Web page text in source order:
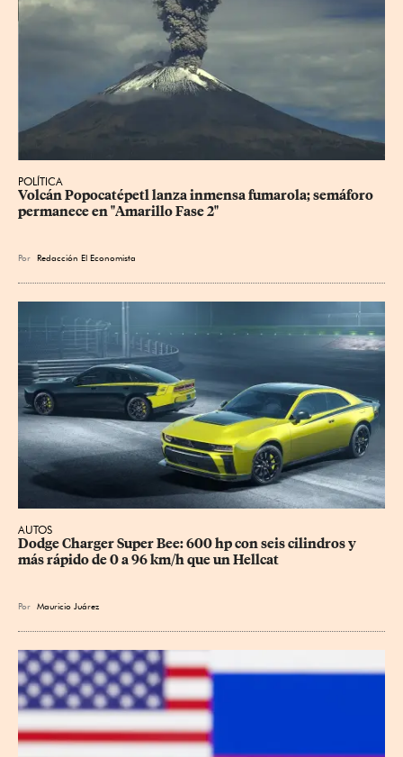
POLÍTICA
Volcán Popocatépetl lanza inmensa fumarola; semáforo
permanece en "Amarillo Fase 2"
Por Redacción El Economista
AUTOS
Dodge Charger Super Bee: 600 hp con seis cilindros y
más rápido de 0 a 96 km/h que un Hellcat
Por Mauricio Juárez